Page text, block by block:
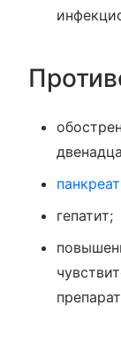
гепатит;